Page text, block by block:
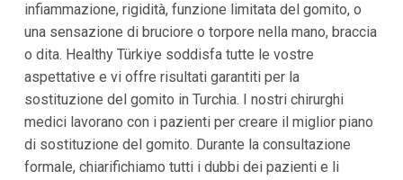
infiammazione, rigidità, funzione limitata del gomito, o
una sensazione di bruciore o torpore nella mano, braccia
o dita. Healthy Türkiye soddisfa tutte le vostre
aspettative e vi offre risultati garantiti per la
sostituzione del gomito in Turchia. I nostri chirurghi
medici lavorano con i pazienti per creare il miglior piano
di sostituzione del gomito. Durante la consultazione
formale, chiarifichiamo tutti i dubbi dei pazienti e li